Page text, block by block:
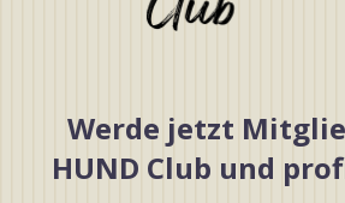
Werde jetzt
HUND Club und